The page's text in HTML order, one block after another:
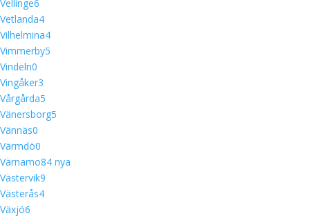
Vellinge6
Vetlanda4
Vilhelmina4
Vimmerby5
Vindeln0
Vingåker3
Vårgårda5
Vänersborg5
Vännäs0
Värmdö0
Värnamo84 nya
Västervik9
Västerås4
Växjö6